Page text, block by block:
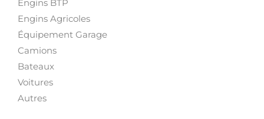
Engins BTP
Engins Agricoles
Équipement Garage
Camions
Bateaux
Voitures
Autres